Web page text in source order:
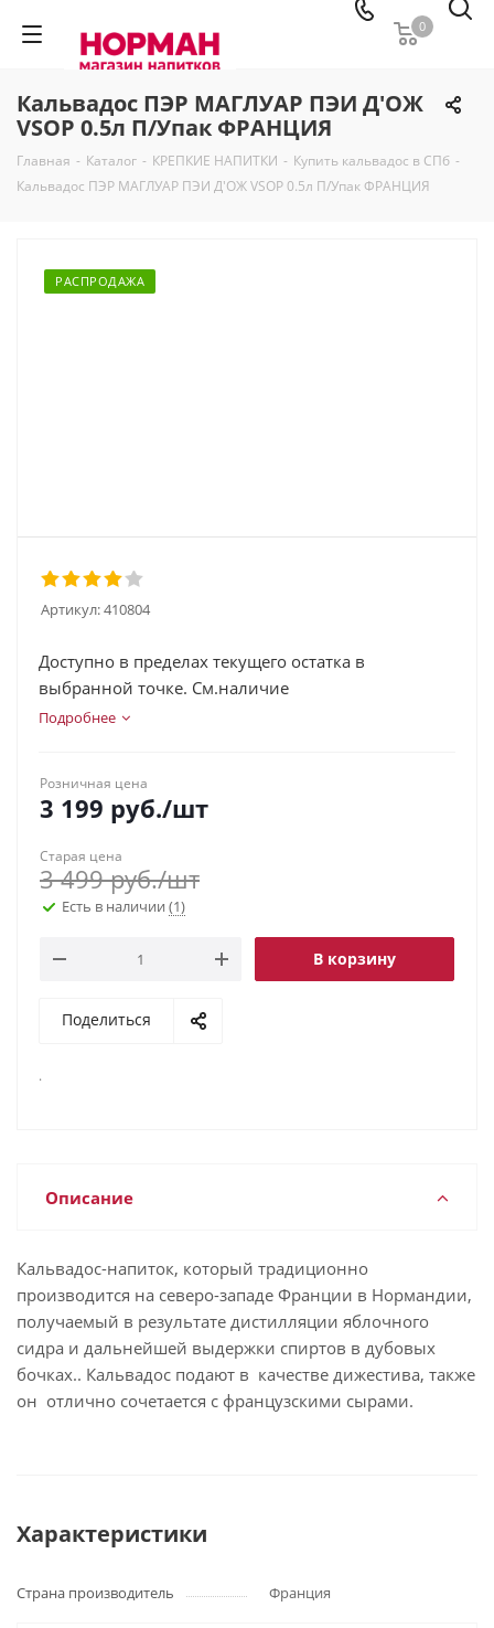
0
Кальвадос ПЭР МАГЛУАР ПЭИ Д'ОЖ
VSOP 0.5л П/Упак ФРАНЦИЯ
Главная - Каталог - КРЕПКИЕ НАПИТКИ - Купить кальвадос в СПб -
Кальвадос ПЭР МАГЛУАР ПЭИ Д'ОЖ VSOP 0.5л П/Упак ФРАНЦИЯ
РАСПРОДАЖА
Артикул:410804
Доступно в пределах текущего остатка в
выбранной точке. См.наличие
Подробнее
Розничная цена
3 199 руб./шт
Старая цена
3 499руб./шт
Есть в наличии (1)
В корзину
Поделиться
.
Описание
Кальвадос-напиток, который традиционно
производится на северо-западе Франции в Нормандии,
получаемый в результате дистилляции яблочного
сидра и дальнейшей выдержки спиртов в дубовых
бочках.. Кальвадос подают в качестве дижестива, также
он отлично сочетается с французскими сырами.
Характеристики
Страна производитель Франция